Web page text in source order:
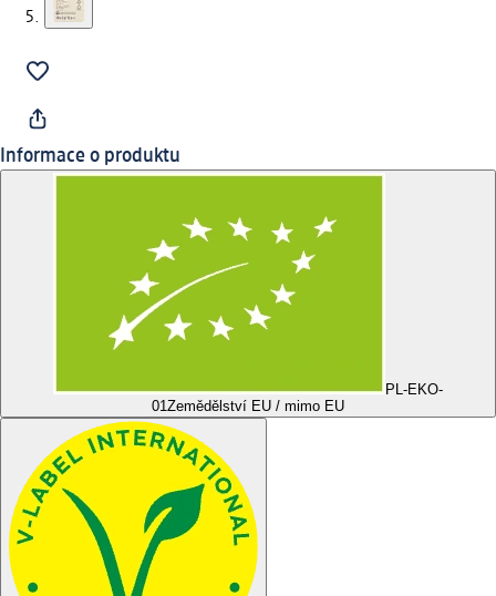
Informace o produktu
PL-EKO-
01Zemědělství EU / mimo EU